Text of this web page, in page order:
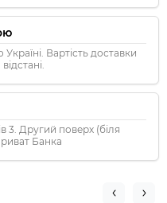
Вартість доставки
3. Другий поверх (біля
Банка